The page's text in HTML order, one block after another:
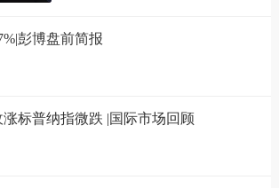
彭博盘前简报
标普纳指微跌 |国际市场回顾